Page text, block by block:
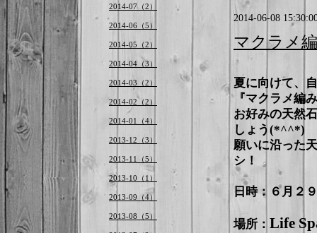
2014-06-08
マクラメ
夏に向けて、
『マクラメ編
お好みの天然
しょう(*^^*)
願いに沿った
シ！
日時： ６月２
場所： Life
2014-07（2）
2014-06（5）
2014-05（2）
2014-04（3）
2014-03（2）
2014-02（2）
2014-01（4）
2013-12（3）
2013-11（5）
2013-10（1）
2013-09（4）
2013-08（5）